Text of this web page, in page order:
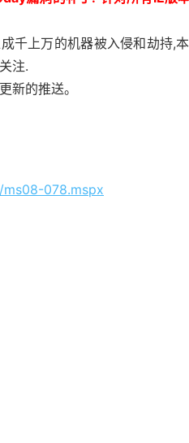
千上万的机器被入侵和劫持,
注.
新的推送。
078.mspx